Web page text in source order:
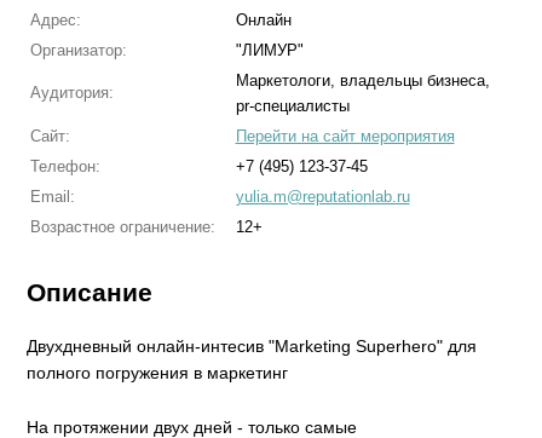
Адрес:
Онлайн
Организатор:
"ЛИМУР"
Аудитория:
Маркетологи, владельцы бизнеса,
pr-специалисты
Сайт:
Перейти на сайт мероприятия
Телефон:
+7 (495) 123-37-45
Email:
yulia.m@reputationlab.ru
Возрастное ограничение:
12+
Описание
Двухдневный онлайн-интесив "Marketing Superhero" для
полного погружения в маркетинг
На протяжении двух дней - только самые